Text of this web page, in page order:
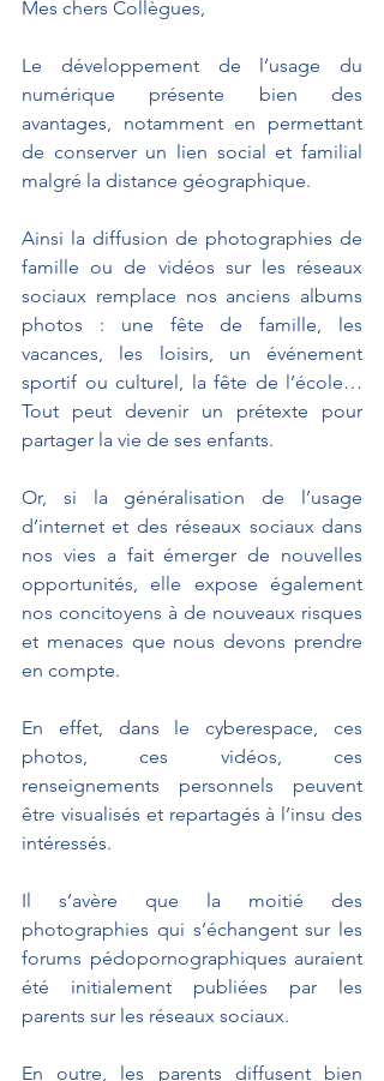
Mes chers Collègues,
Le développement de l’usage du
numérique présente bien des
avantages, notamment en permettant
de conserver un lien social et familial
malgré la distance géographique.
Ainsi la diffusion de photographies de
famille ou de vidéos sur les réseaux
sociaux remplace nos anciens albums
photos : une fête de famille, les
vacances, les loisirs, un événement
sportif ou culturel, la fête de l’école…
Tout peut devenir un prétexte pour
partager la vie de ses enfants.
Or, si la généralisation de l’usage
d’internet et des réseaux sociaux dans
nos vies a fait émerger de nouvelles
opportunités, elle expose également
nos concitoyens à de nouveaux risques
et menaces que nous devons prendre
en compte.
En effet, dans le cyberespace, ces
photos, ces vidéos, ces
renseignements personnels peuvent
être visualisés et repartagés à l’insu des
intéressés.
Il s’avère que la moitié des
photographies qui s’échangent sur les
forums pédopornographiques auraient
été initialement publiées par les
parents sur les réseaux sociaux.
En outre, les parents diffusent bien